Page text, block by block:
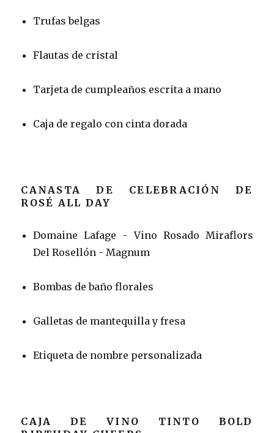
Trufas belgas
Flautas de cristal
Tarjeta de cumpleaños escrita a mano
Caja de regalo con cinta dorada
CANASTA DE CELEBRACIÓN DE
ROSÉ ALL DAY
Domaine Lafage - Vino Rosado Miraflors
Del Rosellón - Magnum
Bombas de baño florales
Galletas de mantequilla y fresa
Etiqueta de nombre personalizada
CAJA DE VINO TINTO BOLD